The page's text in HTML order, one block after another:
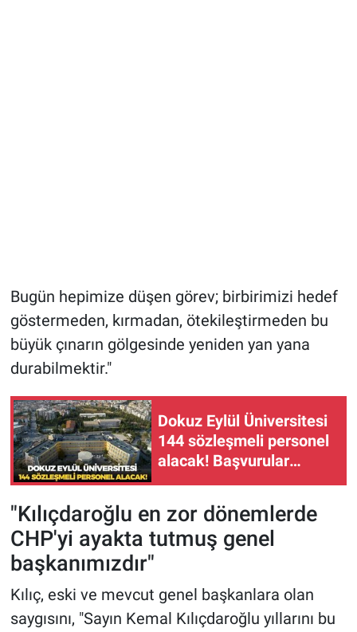
Bugün hepimize düşen görev; birbirimizi hedef
göstermeden, kırmadan, ötekileştirmeden bu
büyük çınarın gölgesinde yeniden yan yana
durabilmektir."
Dokuz Eylül Üniversitesi
144 sözleşmeli personel
alacak! Başvurular
başladı
"Kılıçdaroğlu en zor dönemlerde
CHP'yi ayakta tutmuş genel
başkanımızdır"
Kılıç, eski ve mevcut genel başkanlara olan
saygısını, "Sayın Kemal Kılıçdaroğlu yıllarını bu